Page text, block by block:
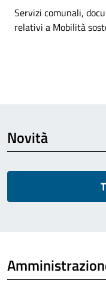
Dettagli
Servizi comunali,
relativi a Mobilità
Novità